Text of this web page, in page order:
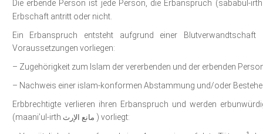
Die erbende Person ist jede Person, die Erbanspruch (sababul-
Erbschaft antritt oder nicht.
Ein Erbanspruch entsteht aufgrund einer
Voraussetzungen vorliegen:
– Zugehörigkeit zum Islam der vererbenden und der erbenden
– Nachweis einer islam-konformen Abstammung und/oder
Erbbrechtigte verlieren ihren Erbanspruch und werden
(maani’ul-irth
) vorliegt: